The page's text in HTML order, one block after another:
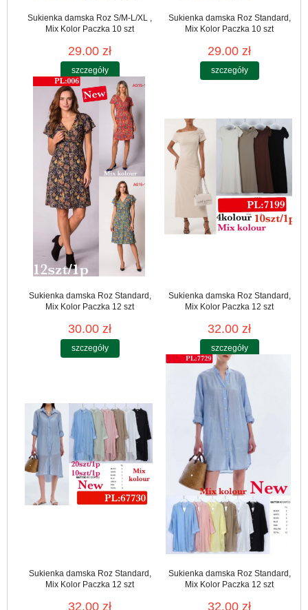
Sukienka damska Roz S/M-L/XL ,
Mix Kolor Paczka 10 szt
29.00 zł
szczegóły
Sukienka damska Roz Standard,
Mix Kolor Paczka 10 szt
29.00 zł
szczegóły
Sukienka damska Roz Standard,
Mix Kolor Paczka 12 szt
30.00 zł
szczegóły
Sukienka damska Roz Standard,
Mix Kolor Paczka 12 szt
32.00 zł
szczegóły
Sukienka damska Roz Standard,
Mix Kolor Paczka 12 szt
32.00 zł
Sukienka damska Roz Standard,
Mix Kolor Paczka 12 szt
32.00 zł